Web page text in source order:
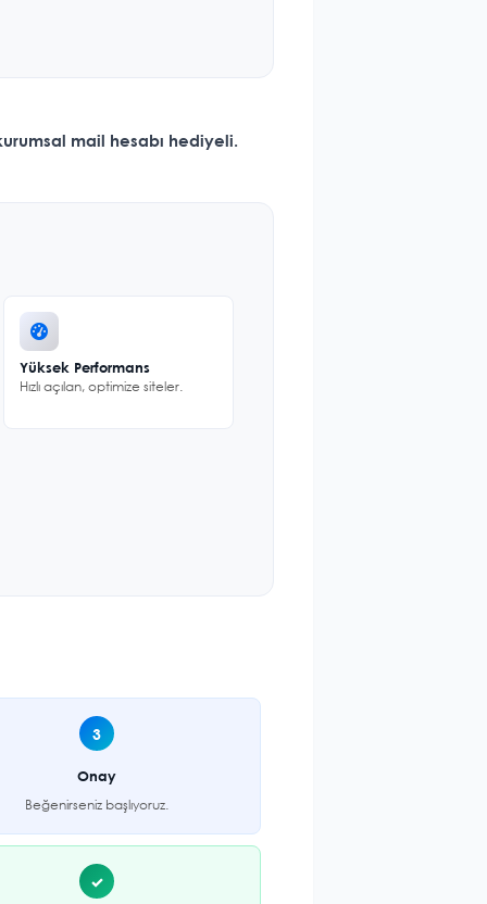
mail hesabı hediyeli.
Yüksek Performans
Hızlı açılan, optimize siteler.
3
Onay
Beğenirseniz başlıyoruz.
✓